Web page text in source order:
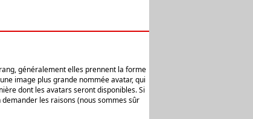
généralement elles prennent la forme
image plus grande nommée avatar, qui
dont les avatars seront disponibles. Si
les raisons (nous sommes sûr